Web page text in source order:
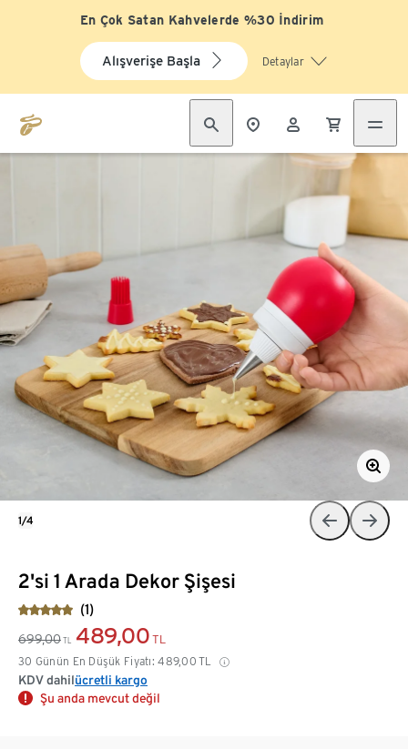
En Çok Satan Kahvelerde %30 İndirim
Alışverişe Başla Detaylar
2'si 1 Arada Dekor Şişesi
(1)
699,00 TL 489,00 TL
30 Günün En Düşük Fiyatı: 489,00 TL
KDV dahilücretli kargo
Şu anda mevcut değil
1/4